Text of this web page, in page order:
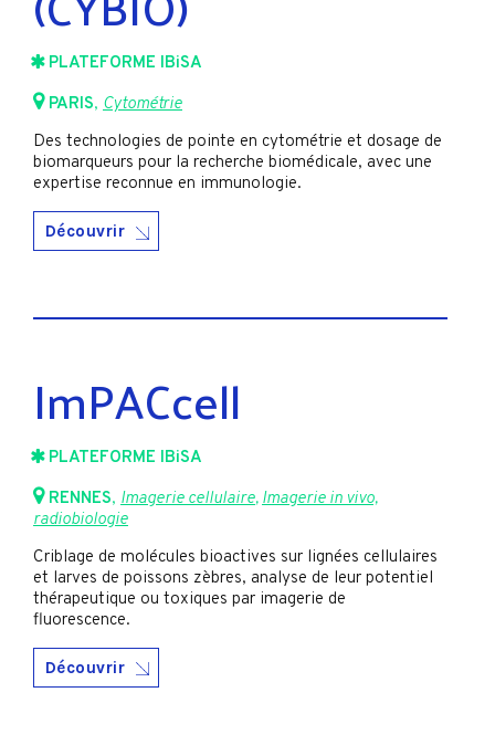
PLATEFORME IBiSA
PARIS, Cytométrie
Des technologies de pointe en cytométrie et dosage de
biomarqueurs pour la recherche biomédicale, avec une
expertise reconnue en immunologie.
Découvrir
ImPACcell
PLATEFORME IBiSA
RENNES, Imagerie cellulaire, Imagerie in vivo,
radiobiologie
Criblage de molécules bioactives sur lignées cellulaires
et larves de poissons zèbres, analyse de leur potentiel
thérapeutique ou toxiques par imagerie de
fluorescence.
Découvrir